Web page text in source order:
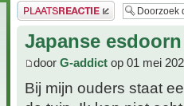
Plaats een reactie
Japanse
door G-addict op 01 mei
Bij mijn ouders staat